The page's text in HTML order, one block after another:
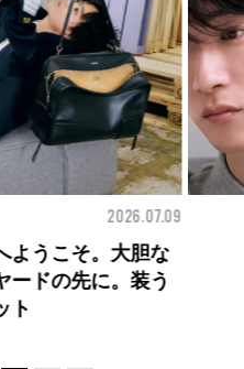
2026.07.09
テの出会い。夏の
が印象的
meets Jouete!